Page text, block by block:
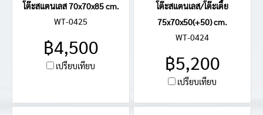
โต๊ะสแตนเลส 70x70x85 cm.
WT-0425
฿4,500
เปรียบเทียบ
โต๊ะสแตนเลส/โต๊ะเตี้ย
75x70x50(+50) cm.
WT-0424
฿5,200
เปรียบเทียบ